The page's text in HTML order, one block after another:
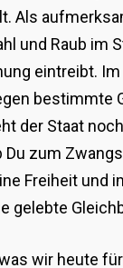
Als
und Raub
eintreibt.
der Staat
Du zum
Freiheit
gelebte
wir heute